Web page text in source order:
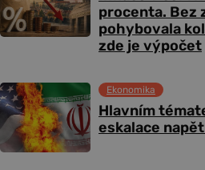
procenta. Bez
pohybovala
zde je výpočet
Hlavním
eskalace
Ekonomika